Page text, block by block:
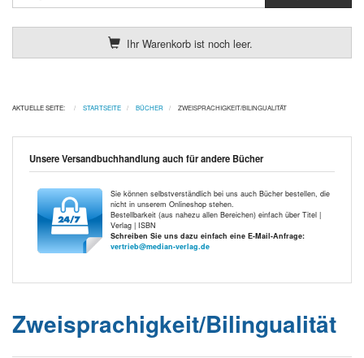
Ihr Warenkorb ist noch leer.
AKTUELLE SEITE: STARTSEITE BÜCHER ZWEISPRACHIGKEIT/BILINGUALITÄT
Unsere Versandbuchhandlung auch für andere Bücher
Sie können selbstverständlich bei uns auch Bücher bestellen, die
nicht in unserem Onlineshop stehen.
Bestellbarkeit (aus nahezu allen Bereichen) einfach über Titel |
Verlag | ISBN
Schreiben Sie uns dazu einfach eine E-Mail-Anfrage:
vertrieb@median-verlag.de
Zweisprachigkeit/Bilingualität